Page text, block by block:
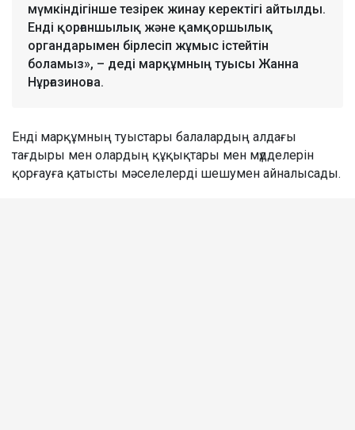
мүмкіндігінше тезірек жинау керектігі айтылды.
Енді қорғаншылық және қамқоршылық
органдарымен бірлесіп жұмыс істейтін
боламыз», – деді марқұмның туысы Жанна
Нұрғазинова.
Енді марқұмның туыстары балалардың алдағы
тағдыры мен олардың құқықтары мен мүдделерін
қорғауға қатысты мәселелерді шешумен айналысады.